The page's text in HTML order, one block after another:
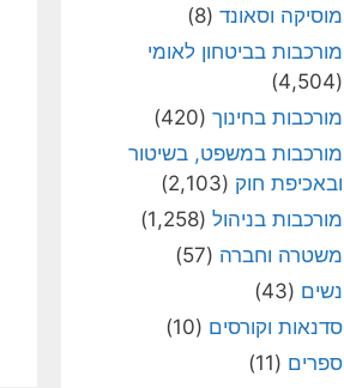
מוסיקה וסאונד (8)
מורכבות בביטחון לאומי
(4,504)
מורכבות בחינוך (420)
מורכבות במשפט, בשיטור
ובאכיפת חוק (2,103)
מורכבות בניהול (1,258)
משטרה וחברה (57)
נשים (43)
סדנאות וקורסים (10)
ספרים (11)